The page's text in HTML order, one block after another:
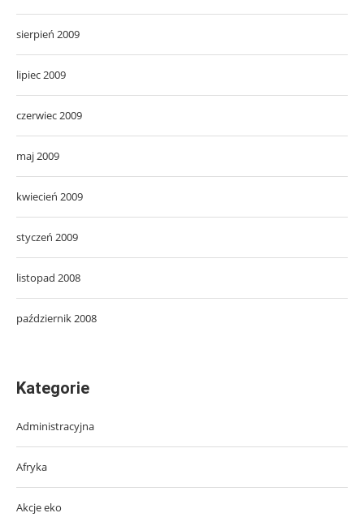
sierpień 2009
lipiec 2009
czerwiec 2009
maj 2009
kwiecień 2009
styczeń 2009
listopad 2008
październik 2008
Kategorie
Administracyjna
Afryka
Akcje eko